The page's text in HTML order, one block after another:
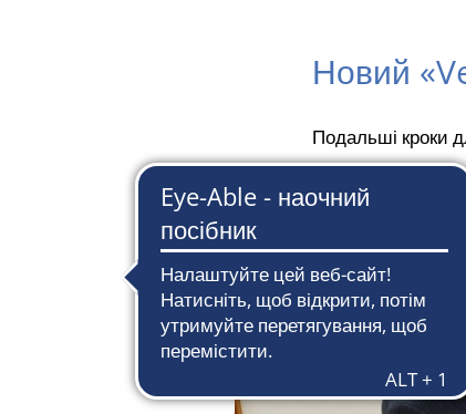
Новий
Подальші кроки
7 лютого 2024 рвід